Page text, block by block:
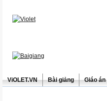
ViOLET.VN Bài giảng Giáo án